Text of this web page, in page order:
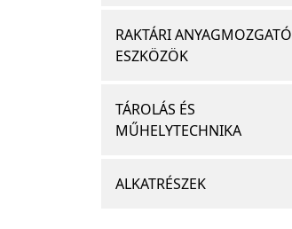
RAKTÁRI ANYAGMOZGATÓ
ESZKÖZÖK
TÁROLÁS ÉS
MŰHELYTECHNIKA
ALKATRÉSZEK